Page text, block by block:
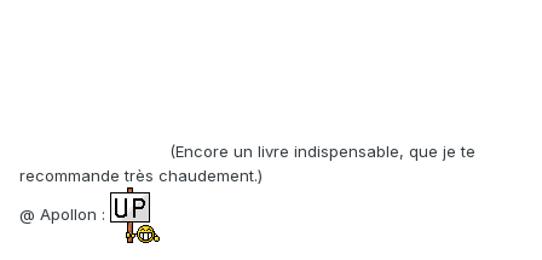
(Encore un livre indispensable, que je te
recommande très chaudement.)
@ Apollon :